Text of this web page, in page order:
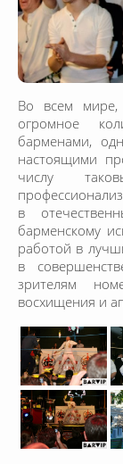
Во всем мире,
огромное
барменами,
настоящими
числу
в
барменскому
работой в
в
зрителям
восхищения и